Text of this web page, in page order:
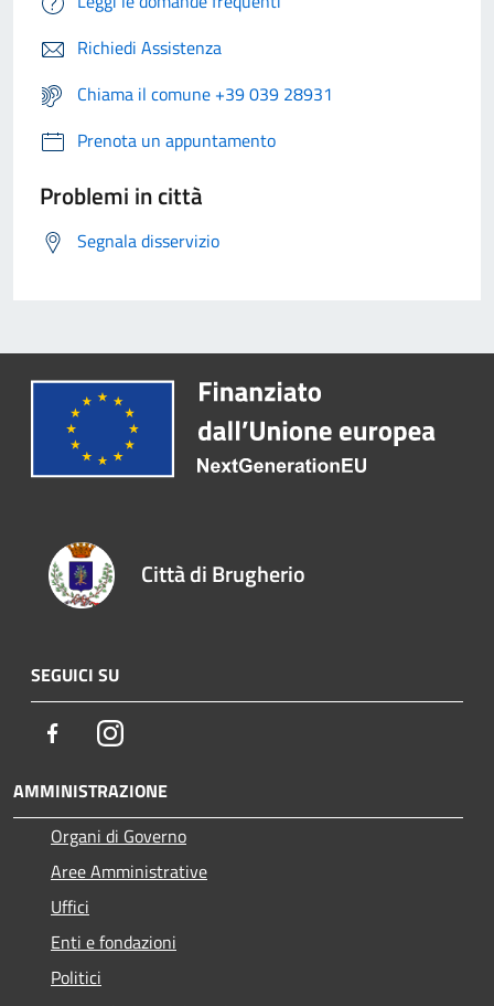
Richiedi Assistenza
Chiama il comune +39 039 28931
Prenota un appuntamento
Problemi in città
Segnala disservizio
Città di Brugherio
SEGUICI SU
FacebookInstagram
AMMINISTRAZIONE
Organi di Governo
Aree Amministrative
Uffici
Enti e fondazioni
Politici